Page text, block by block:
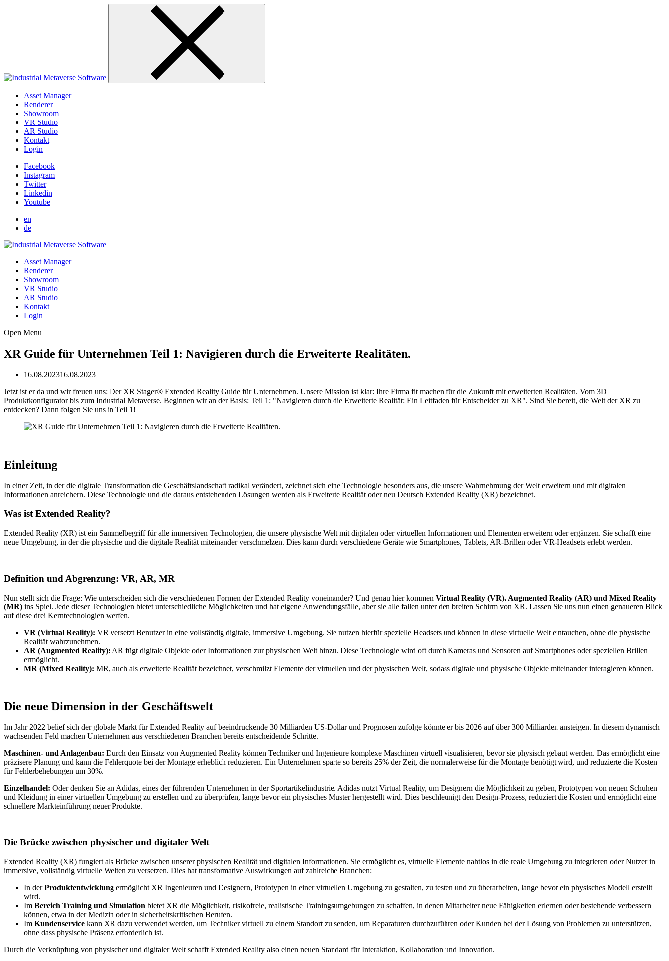
Asset Manager
Renderer
Showroom
VR Studio
AR Studio
Kontakt
Login
Facebook
Instagram
Twitter
Linkedin
Youtube
en
de
Asset Manager
Renderer
Showroom
VR Studio
AR Studio
Kontakt
Login
Open Menu
XR Guide für Unternehmen Teil 1: Navigieren durch die Erweiterte Realitäten.
16.08.202316.08.2023
Jetzt ist er da und wir freuen uns: Der XR Stager® Extended Reality Guide für Unternehmen. Unsere Mission ist klar: Ihre Firma fit machen für die Zukunft mit erweiterten Realitäten. Vom 3D
Produktkonfigurator bis zum Industrial Metaverse. Beginnen wir an der Basis: Teil 1: "Navigieren durch die Erweiterte Realität: Ein Leitfaden für Entscheider zu XR". Sind Sie bereit, die Welt der XR zu
entdecken? Dann folgen Sie uns in Teil 1!
Einleitung
In einer Zeit, in der die digitale Transformation die Geschäftslandschaft radikal verändert, zeichnet sich eine Technologie besonders aus, die unsere Wahrnehmung der Welt erweitern und mit digitalen
Informationen anreichern. Diese Technologie und die daraus entstehenden Lösungen werden als Erweiterte Realität oder neu Deutsch Extended Reality (XR) bezeichnet.
Was ist Extended Reality?
Extended Reality (XR) ist ein Sammelbegriff für alle immersiven Technologien, die unsere physische Welt mit digitalen oder virtuellen Informationen und Elementen erweitern oder ergänzen. Sie schafft eine
neue Umgebung, in der die physische und die digitale Realität miteinander verschmelzen. Dies kann durch verschiedene Geräte wie Smartphones, Tablets, AR-Brillen oder VR-Headsets erlebt werden.
Definition und Abgrenzung: VR, AR, MR
Nun stellt sich die Frage: Wie unterscheiden sich die verschiedenen Formen der Extended Reality voneinander? Und genau hier kommen Virtual Reality (VR), Augmented Reality (AR) und Mixed Reality
(MR) ins Spiel. Jede dieser Technologien bietet unterschiedliche Möglichkeiten und hat eigene Anwendungsfälle, aber sie alle fallen unter den breiten Schirm von XR. Lassen Sie uns nun einen genaueren Blick
auf diese drei Kerntechnologien werfen.
VR (Virtual Reality): VR versetzt Benutzer in eine vollständig digitale, immersive Umgebung. Sie nutzen hierfür spezielle Headsets und können in diese virtuelle Welt eintauchen, ohne die physische
Realität wahrzunehmen.
AR (Augmented Reality): AR fügt digitale Objekte oder Informationen zur physischen Welt hinzu. Diese Technologie wird oft durch Kameras und Sensoren auf Smartphones oder speziellen Brillen
ermöglicht.
MR (Mixed Reality): MR, auch als erweiterte Realität bezeichnet, verschmilzt Elemente der virtuellen und der physischen Welt, sodass digitale und physische Objekte miteinander interagieren können.
Die neue Dimension in der Geschäftswelt
Im Jahr 2022 belief sich der globale Markt für Extended Reality auf beeindruckende 30 Milliarden US-Dollar und Prognosen zufolge könnte er bis 2026 auf über 300 Milliarden ansteigen. In diesem dynamisch
wachsenden Feld machen Unternehmen aus verschiedenen Branchen bereits entscheidende Schritte.
Maschinen- und Anlagenbau: Durch den Einsatz von Augmented Reality können Techniker und Ingenieure komplexe Maschinen virtuell visualisieren, bevor sie physisch gebaut werden. Das ermöglicht eine
präzisere Planung und kann die Fehlerquote bei der Montage erheblich reduzieren. Ein Unternehmen sparte so bereits 25% der Zeit, die normalerweise für die Montage benötigt wird, und reduzierte die Kosten
für Fehlerbehebungen um 30%.
Einzelhandel: Oder denken Sie an Adidas, eines der führenden Unternehmen in der Sportartikelindustrie. Adidas nutzt Virtual Reality, um Designern die Möglichkeit zu geben, Prototypen von neuen Schuhen
und Kleidung in einer virtuellen Umgebung zu erstellen und zu überprüfen, lange bevor ein physisches Muster hergestellt wird. Dies beschleunigt den Design-Prozess, reduziert die Kosten und ermöglicht eine
schnellere Markteinführung neuer Produkte.
Die Brücke zwischen physischer und digitaler Welt
Extended Reality (XR) fungiert als Brücke zwischen unserer physischen Realität und digitalen Informationen. Sie ermöglicht es, virtuelle Elemente nahtlos in die reale Umgebung zu integrieren oder Nutzer in
immersive, vollständig virtuelle Welten zu versetzen. Dies hat transformative Auswirkungen auf zahlreiche Branchen:
In derProduktentwicklung ermöglicht XR Ingenieuren und Designern, Prototypen in einer virtuellen Umgebung zu gestalten, zu testen und zu überarbeiten, lange bevor ein physisches Modell erstellt
wird.
Im Bereich Training und Simulation bietet XR die Möglichkeit, risikofreie, realistische Trainingsumgebungen zu schaffen, in denen Mitarbeiter neue Fähigkeiten erlernen oder bestehende verbessern
können, etwa in der Medizin oder in sicherheitskritischen Berufen.
Im Kundenservice kann XR dazu verwendet werden, um Techniker virtuell zu einem Standort zu senden, um Reparaturen durchzuführen oder Kunden bei der Lösung von Problemen zu unterstützen,
ohne dass physische Präsenz erforderlich ist.
Durch die Verknüpfung von physischer und digitaler Welt schafft Extended Reality also einen neuen Standard für Interaktion, Kollaboration und Innovation.